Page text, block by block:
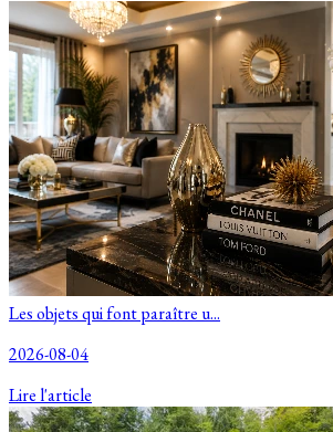
Les objets qui font paraître u...
2026-08-04
Lire l'article